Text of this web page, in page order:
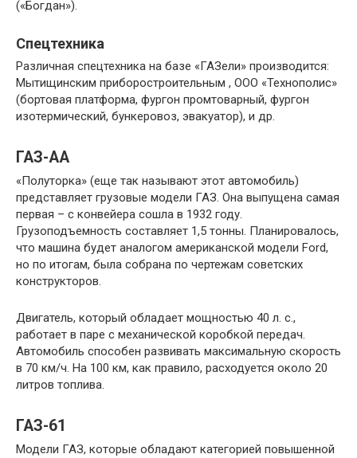
(«Богдан»).
Спецтехника
Различная спецтехника на базе «ГАЗели» производится:
Мытищинским приборостроительным , ООО «Технополис»
(бортовая платформа, фургон промтоварный, фургон
изотермический, бункеровоз, эвакуатор), и др.
ГАЗ-АА
«Полуторка» (еще так называют этот автомобиль)
представляет грузовые модели ГАЗ. Она выпущена самая
первая – с конвейера сошла в 1932 году.
Грузоподъемность составляет 1,5 тонны. Планировалось,
что машина будет аналогом американской модели Ford,
но по итогам, была собрана по чертежам советских
конструкторов.
Двигатель, который обладает мощностью 40 л. с.,
работает в паре с механической коробкой передач.
Автомобиль способен развивать максимальную скорость
в 70 км/ч. На 100 км, как правило, расходуется около 20
литров топлива.
ГАЗ-61
Модели ГАЗ, которые обладают категорией повышенной